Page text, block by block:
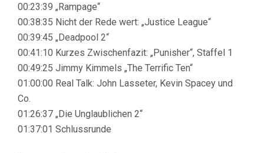
00:23:39 „Rampage“
00:38:35 Nicht der Rede wert: „Justice League“
00:39:45 „Deadpool 2“
00:41:10 Kurzes Zwischenfazit: „Punisher“, Staffel 1
00:49:25 Jimmy Kimmels „The Terrific Ten“
01:00:00 Real Talk: John Lasseter, Kevin Spacey und
Co.
01:26:37 „Die Unglaublichen 2“
01:37:01 Schlussrunde